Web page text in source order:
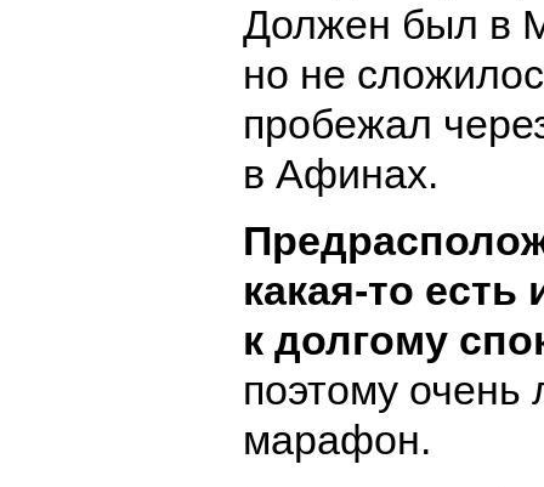
Должен был в
но не
пробежал
в Афинах.
какая-то есть
к долгому
поэтому очень
марафон.